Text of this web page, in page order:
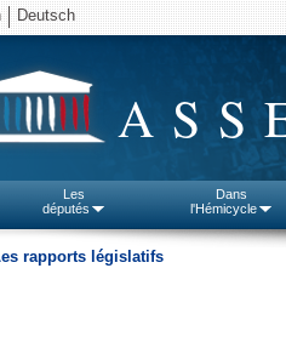
Deutsch
Les
députés
Dans
l'Hémicycle
rapports législatifs